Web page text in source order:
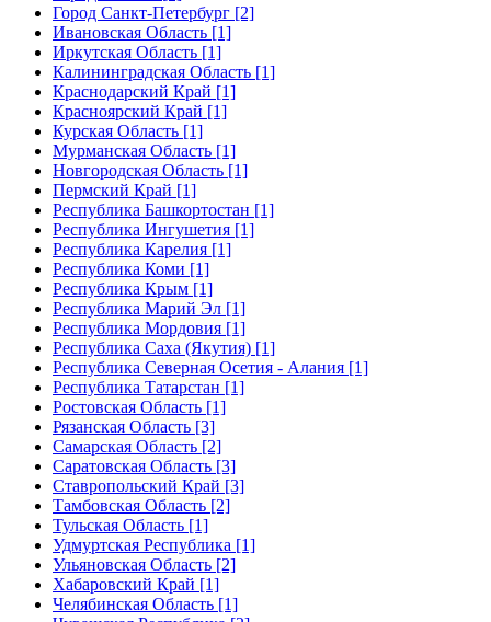
Город Санкт-Петербург [2]
Ивановская Область [1]
Иркутская Область [1]
Калининградская Область [1]
Краснодарский Край [1]
Красноярский Край [1]
Курская Область [1]
Мурманская Область [1]
Новгородская Область [1]
Пермский Край [1]
Республика Башкортостан [1]
Республика Ингушетия [1]
Республика Карелия [1]
Республика Коми [1]
Республика Крым [1]
Республика Марий Эл [1]
Республика Мордовия [1]
Республика Саха (Якутия) [1]
Республика Северная Осетия - Алания [1]
Республика Татарстан [1]
Ростовская Область [1]
Рязанская Область [3]
Самарская Область [2]
Саратовская Область [3]
Ставропольский Край [3]
Тамбовская Область [2]
Тульская Область [1]
Удмуртская Республика [1]
Ульяновская Область [2]
Хабаровский Край [1]
Челябинская Область [1]